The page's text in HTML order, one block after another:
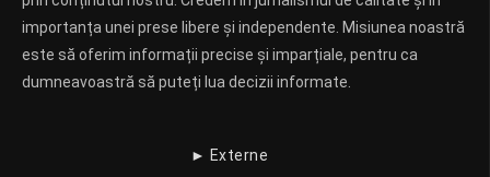
importanța unei prese libere și independente. Misiunea noastră
este să oferim informații precise și imparțiale, pentru ca
dumneavoastră să puteți lua decizii informate.
► Externe